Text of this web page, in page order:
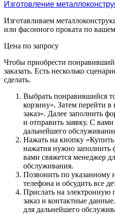
Изготовление
Изготавливаем
или фасонного проката по
Цена по запросу
Чтобы приобрести
заказать. Есть несколько
сделать.
Выбрать понравившийся
корзину». Затем перейти в
заказ». Далее заполнить
и отправить заявку. С
дальнейшего
Нажать на кнопку «
нажатия нужно заполнить
вами свяжется менеджер
обслуживания.
Позвонить по указанному
телефона и обсудить все
Прислать на электронную
заказ и контактные
для дальнейшего